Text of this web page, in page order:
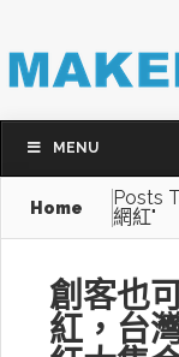
MENU
Home
Posts
網紅"
創客也
紅，台